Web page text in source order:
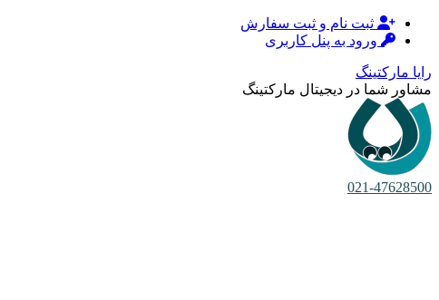
ثبت نام و ثبت سفارش
ورود به پنل کاربری
رایا مارکتینگ
مشاور شما در دیجیتال مارکتینگ
021-47628500